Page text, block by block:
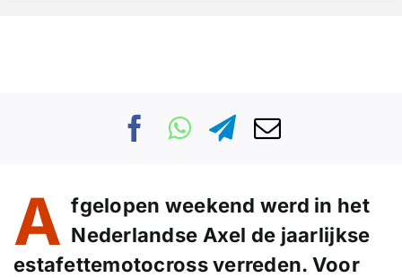
A fgelopen weekend werd in het
Nederlandse Axel de jaarlijkse
estafettemotocross verreden. Voor